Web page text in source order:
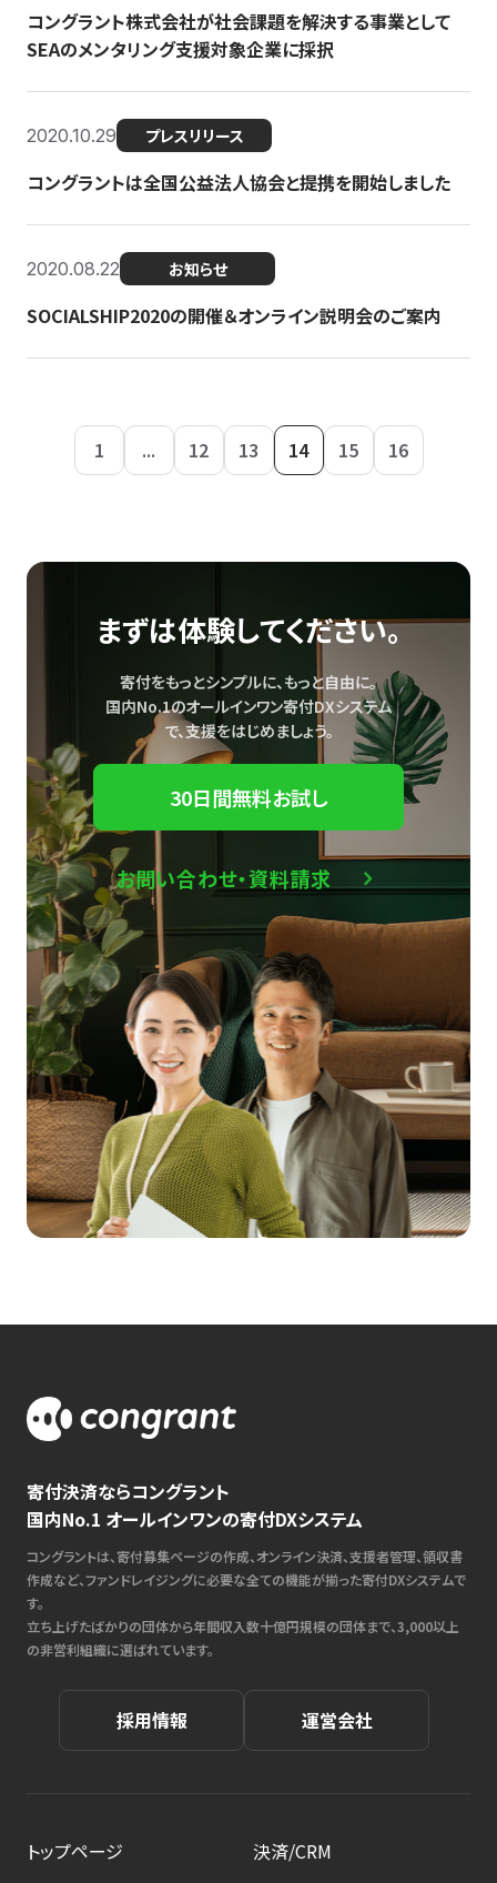
コングラント株式会社が社会課題を解決する事業として
SEAのメンタリング支援対象企業に採択
2020.10.29 プレスリリース
コングラントは全国公益法人協会と提携を開始しました
2020.08.22 お知らせ
SOCIALSHIP2020の開催＆オンライン説明会のご案内
1 ... 12 13 14 15 16
まずは体験してください。
寄付をもっとシンプルに、もっと自由に。
国内No.1のオールインワン寄付DXシステム
で、支援をはじめましょう。
30日間無料お試し
お問い合わせ・資料請求
寄付決済ならコングラント
国内No.1 オールインワンの寄付DXシステム
コングラントは、寄付募集ページの作成、オンライン決済、支援者管理、領収書
作成など、ファンドレイジングに必要な全ての機能が揃った寄付DXシステムで
す。
立ち上げたばかりの団体から年間収入数十億円規模の団体まで、3,000以上
の非営利組織に選ばれています。
採用情報 運営会社
トップページ
決済/CRM